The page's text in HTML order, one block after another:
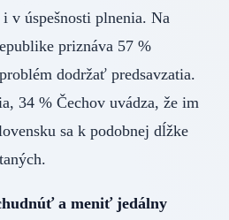
v úspešnosti plnenia. Na
priznáva 57 %
dodržať predsavzatia.
34 % Čechov uvádza, že im
sa k podobnej dĺžke
a meniť jedálny